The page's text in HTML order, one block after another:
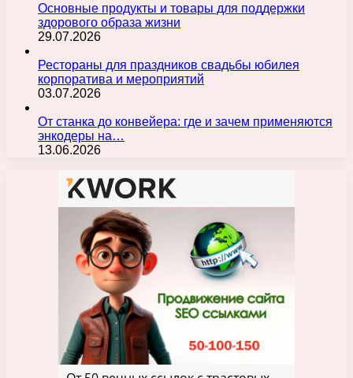
Основные продукты и товары для поддержки
здорового образа жизни
29.07.2026
Рестораны для праздников свадьбы юбилея
корпоратива и мероприятий
03.07.2026
От станка до конвейера: где и зачем применяются
энкодеры на…
13.06.2026